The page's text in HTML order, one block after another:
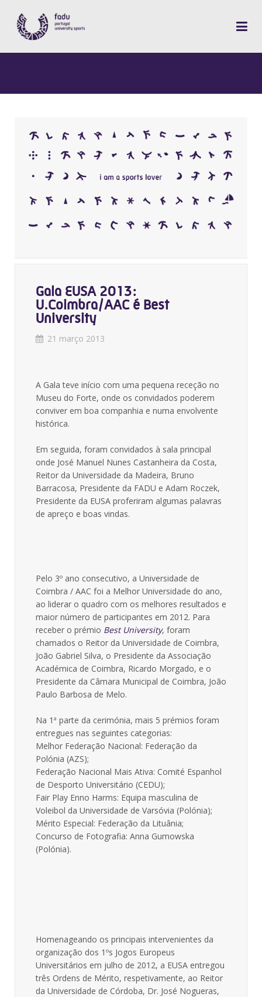
Gala EUSA 2013:
U.Coimbra/AAC é Best
University
21 março 2013
A Gala teve início com uma pequena receção no
Museu do Forte, onde os convidados poderem
conviver em boa companhia e numa envolvente
histórica.
Em seguida, foram convidados à sala principal
onde José Manuel Nunes Castanheira da Costa,
Reitor da Universidade da Madeira, Bruno
Barracosa, Presidente da FADU e Adam Roczek,
Presidente da EUSA proferiram algumas palavras
de apreço e boas vindas.
Pelo 3º ano consecutivo, a Universidade de
Coimbra / AAC foi a Melhor Universidade do ano,
ao liderar o quadro com os melhores resultados e
maior número de participantes em 2012. Para
receber o prémio Best University, foram
chamados o Reitor da Universidade de Coimbra,
João Gabriel Silva, o Presidente da Associação
Académica de Coimbra, Ricardo Morgado, e o
Presidente da Câmara Municipal de Coimbra, João
Paulo Barbosa de Melo.
Na 1ª parte da cerimónia, mais 5 prémios foram
entregues nas seguintes categorias:
Melhor Federação Nacional: Federação da
Polónia (AZS);
Federação Nacional Mais Ativa: Comité Espanhol
de Desporto Universitário (CEDU);
Fair Play Enno Harms: Equipa masculina de
Voleibol da Universidade de Varsóvia (Polónia);
Mérito Especial: Federação da Lituânia;
Concurso de Fotografia: Anna Gumowska
(Polónia).
Homenageando os principais intervenientes da
organização dos 1ºs Jogos Europeus
Universitários em julho de 2012, a EUSA entregou
três Ordens de Mérito, respetivamente, ao Reitor
da Universidade de Córdoba, Dr. José Nogueras,